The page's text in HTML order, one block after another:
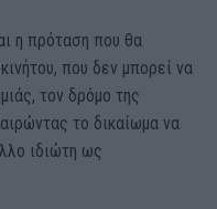
η πρόταση που θα
που δεν μπορεί να
τον δρόμο της
το δικαίωμα να
ιδιώτη ως